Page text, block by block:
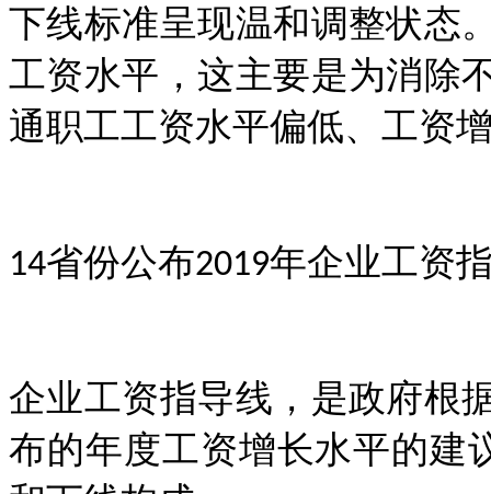
下线标准呈现温和调整状态
工资水平，这主要是为消除
通职工工资水平偏低、工资
14省份公布2019年企业工资
企业工资指导线，是政府根
布的年度工资增长水平的建